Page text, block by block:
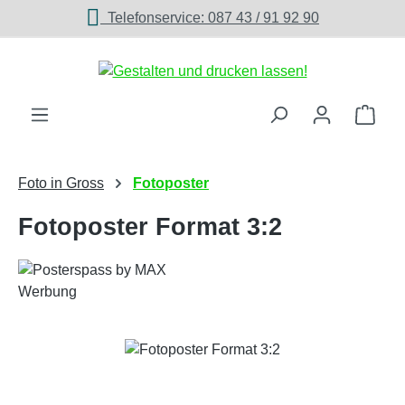
Zum Hauptinhalt springenTelefonservice: 087 43 / 91 92 90
Foto in Gross Fotoposter
Fotoposter Format 3:2
Bildergalerie überspringen